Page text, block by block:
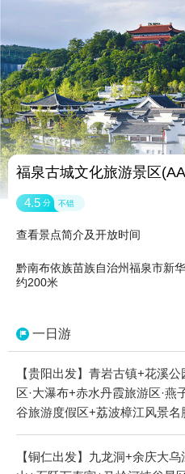
福泉古城文化旅游景区
4.5 分 不错
查看景点简介及开放时间
黔南布依族苗族自治州福泉市新
约200米
一日游
【贵阳出发】青岩古镇+花溪
区·大瀑布+赤水丹霞旅游区·燕
谷旅游度假区+荔波樟江风景名
丹霞·红石野谷景区+赤水河+
林野生动物园+斗篷山景区+丙
园+青岩寺风景区+娄山关景区
【铜仁出发】九龙洞+余庆大